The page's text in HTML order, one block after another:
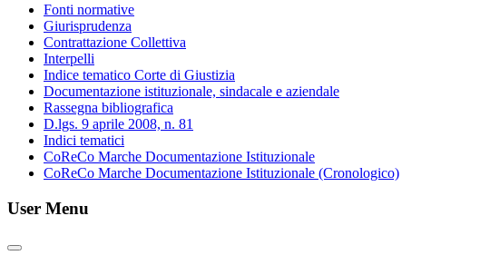
Fonti normative
Giurisprudenza
Contrattazione Collettiva
Interpelli
Indice tematico Corte di Giustizia
Documentazione istituzionale, sindacale e aziendale
Rassegna bibliografica
D.lgs. 9 aprile 2008, n. 81
Indici tematici
CoReCo Marche Documentazione Istituzionale
CoReCo Marche Documentazione Istituzionale (Cronologico)
User Menu